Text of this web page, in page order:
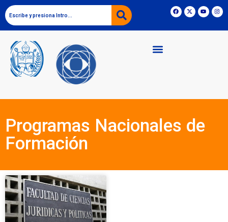
Programas Nacionales de
Formación